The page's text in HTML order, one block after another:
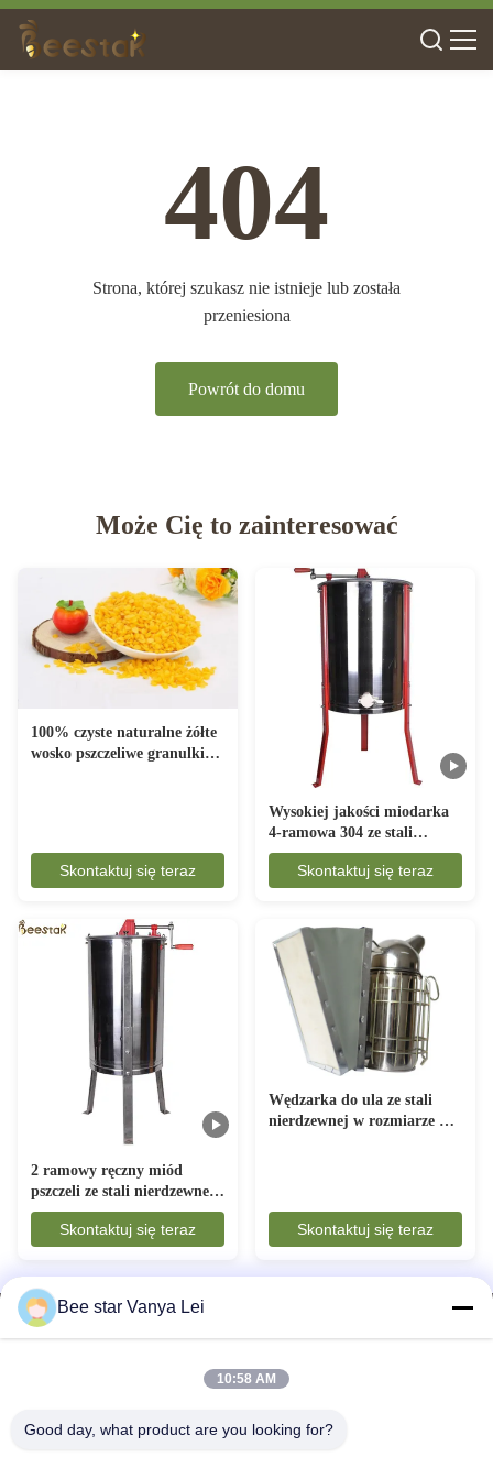
404
Strona, której szukasz nie istnieje lub została
przeniesiona
Powrót do domu
Może Cię to zainteresować
100% czyste naturalne żółte
wosko pszczeliwe granulki
Skontaktuj się teraz
Wysokiej jakości miodarka
4-ramowa 304 ze stali
nierdzewnej Metel z nogami
i ręczną kontrolą prędkości
Skontaktuj się teraz
2 ramowy ręczny miód
pszczeli ze stali nierdzewnej
do pszczelarstwa
Skontaktuj się teraz
Wędzarka do ula ze stali
nierdzewnej w rozmiarze M
Skontaktuj się teraz
PSZCZELA GWIAZDA, ABY UWIELBIAĆ TWOJE
Bee star Vanya Lei
10:58 AM
Good day, what product are you looking for?